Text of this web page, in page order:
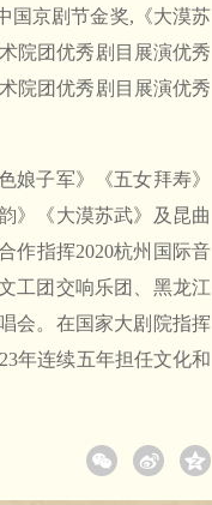
国京剧节金奖,《大漠苏
院团优秀剧目展演优秀
院团优秀剧目展演优秀
娘子军》《五女拜寿》
》《大漠苏武》及昆曲
作指挥2020杭州国际音
工团交响乐团、黑龙江
会。在国家大剧院指挥
年连续五年担任文化和